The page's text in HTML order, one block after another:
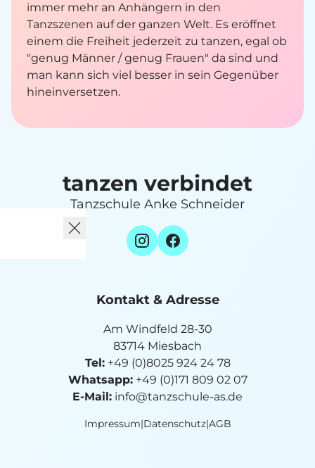
immer mehr an Anhängern in den
Tanzszenen auf der ganzen Welt. Es eröffnet
einem die Freiheit jederzeit zu tanzen, egal ob
"genug Männer / genug Frauen" da sind und
man kann sich viel besser in sein Gegenüber
hineinversetzen.
Kontakt & Adresse
Am Windfeld 28-30
83714 Miesbach
Tel: +49 (0)8025 924 24 78
Whatsapp: +49 (0)171 809 02 07
E-Mail: info@tanzschule-as.de
tanzen verbindet
Tanzschule Anke Schneider
Impressum|Datenschutz|AGB